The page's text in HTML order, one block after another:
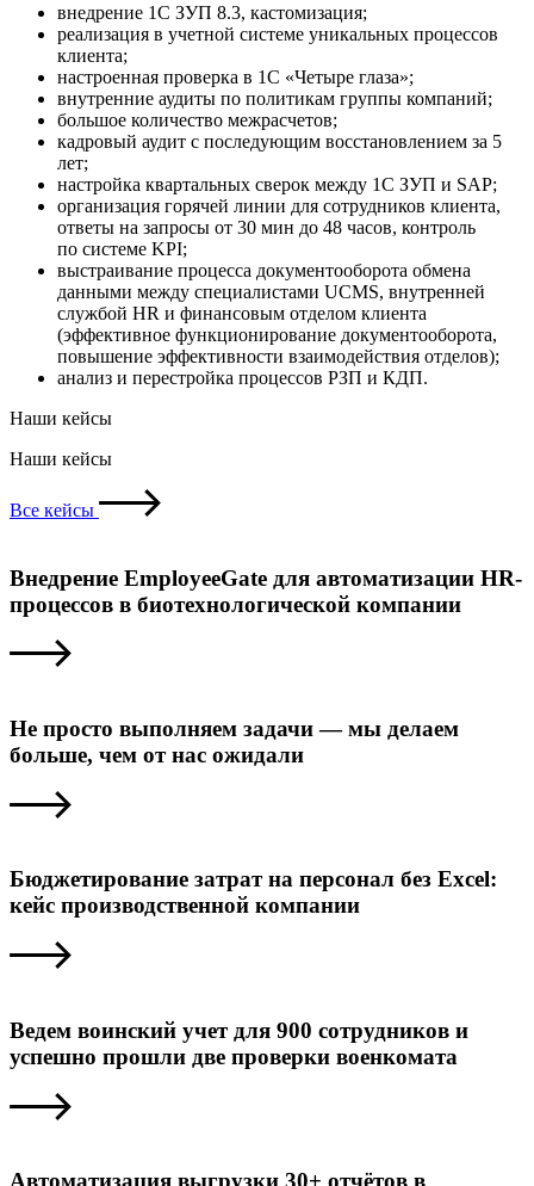
внедрение 1С ЗУП 8.3, кастомизация;
реализация в учетной системе уникальных процессов
клиента;
настроенная проверка в 1С «Четыре глаза»;
внутренние аудиты по политикам группы компаний;
большое количество межрасчетов;
кадровый аудит с последующим восстановлением за 5
лет;
настройка квартальных сверок между 1С ЗУП и SAP;
организация горячей линии для сотрудников клиента,
ответы на запросы от 30 мин до 48 часов, контроль
по системе KPI;
выстраивание процесса документооборота обмена
данными между специалистами UCMS, внутренней
службой HR и финансовым отделом клиента
(эффективное функционирование документооборота,
повышение эффективности взаимодействия отделов);
анализ и перестройка процессов РЗП и КДП.
Наши кейсы
Наши кейсы
Все кейсы
Внедрение EmployeeGate для автоматизации HR-
процессов в биотехнологической компании
Не просто выполняем задачи — мы делаем
больше, чем от нас ожидали
Бюджетирование затрат на персонал без Excel:
кейс производственной компании
Ведем воинский учет для 900 сотрудников и
успешно прошли две проверки военкомата